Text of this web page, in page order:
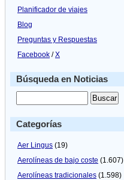
Planificador de viajes
Blog
Preguntas y Respuestas
Facebook /X
Búsqueda en Noticias
Categorías
Aer Lingus (19)
Aerolíneas de bajo coste (1.607)
Aerolíneas tradicionales (1.598)